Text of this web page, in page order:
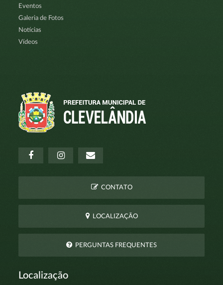
Eventos
Galeria de Fotos
Notícias
Vídeos
CONTATO
LOCALIZAÇÃO
PERGUNTAS FREQUENTES
Localização